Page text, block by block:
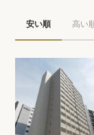
アクセスランキ
保存した物件
安い順 高い